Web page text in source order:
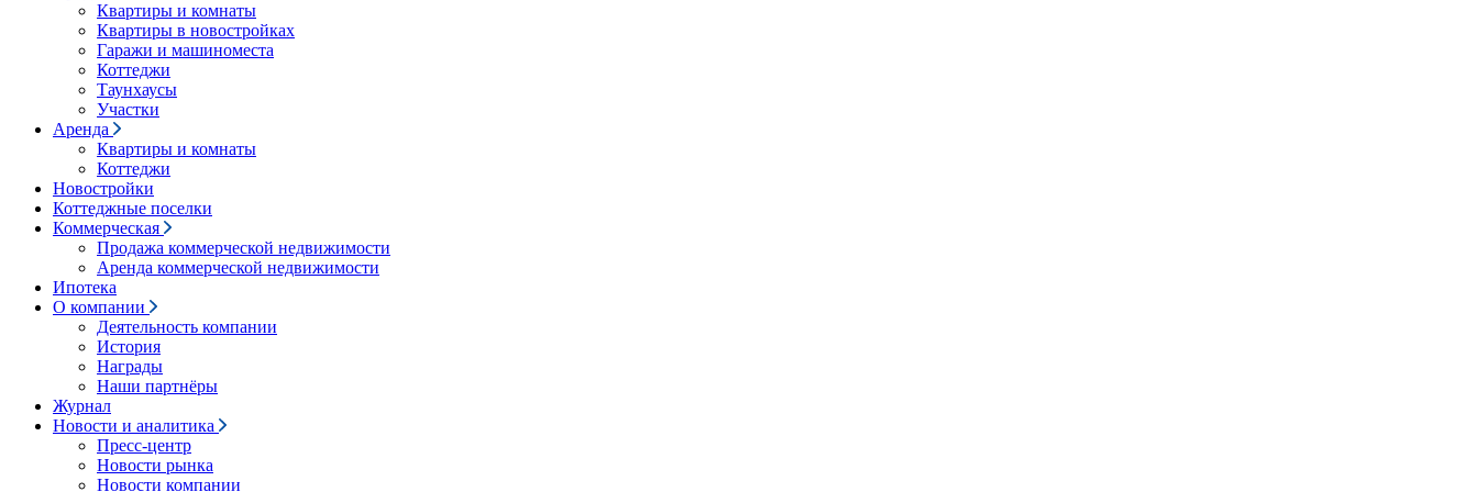
Квартиры и комнаты
Квартиры в новостройках
Гаражи и машиноместа
Коттеджи
Таунхаусы
Участки
Аренда
Квартиры и комнаты
Коттеджи
Новостройки
Коттеджные поселки
Коммерческая
Продажа коммерческой недвижимости
Аренда коммерческой недвижимости
Ипотека
О компании
Деятельность компании
История
Награды
Наши партнёры
Журнал
Новости и аналитика
Пресс-центр
Новости рынка
Новости компании